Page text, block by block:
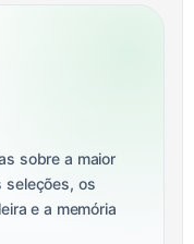
sobre a maior
seleções, os
e a memória